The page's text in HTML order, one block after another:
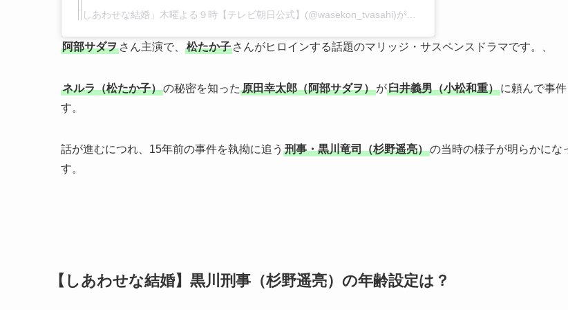
「しあわせな結婚」木曜よる９時【テレビ朝日公式】(@wasekon_tvasahi)がシェアした投稿
阿部サダヲ さん主演で、 松たか子 さんがヒロインする話題のマリッジ・サスペンスドラマです。、
ネルラ（松たか子）の秘密を知った 原田幸太郎（阿部サダヲ）が臼井義男（小松和重）に頼んで事件
す。
話が進むにつれ、15年前の事件を執拗に追う 刑事・黒川竜司（杉野遥亮）の当時の様子が明らかにな
す。
【しあわせな結婚】黒川刑事（杉野遥亮）の年齢設定は？